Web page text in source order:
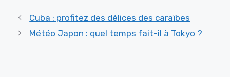
Cuba : profitez des délices des caraïbes
Météo Japon : quel temps fait-il à Tokyo ?